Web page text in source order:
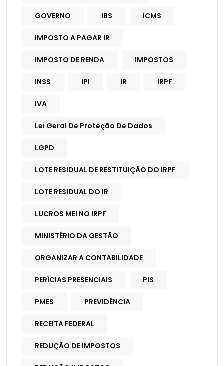
GOVERNO IBS ICMS
IMPOSTO A PAGAR IR
IMPOSTO DE RENDA IMPOSTOS
INSS IPI IR IRPF
IVA
Lei Geral De Proteção De Dados
LGPD
LOTE RESIDUAL DE RESTITUIÇÃO DO IRPF
LOTE RESIDUAL DO IR
LUCROS MEI NO IRPF
MINISTÉRIO DA GESTÃO
ORGANIZAR A CONTABILIDADE
PERÍCIAS PRESENCIAIS PIS
PMES PREVIDÊNCIA
RECEITA FEDERAL
REDUÇÃO DE IMPOSTOS